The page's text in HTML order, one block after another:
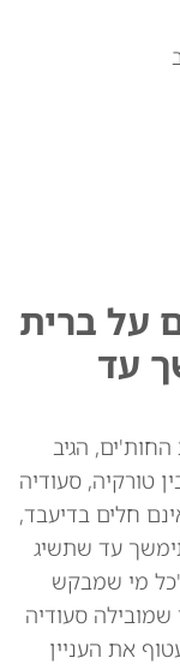
על ברית
עד
הגיב
טורקיה, סעודיה
חלים בדיעבד,
עד שתשיג
מי שמבקש
סעודיה
את העניין